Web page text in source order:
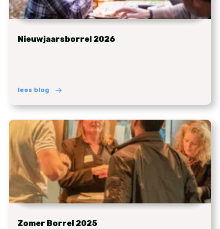
Nieuwjaarsborrel 2026
lees blog
Zomer Borrel 2025